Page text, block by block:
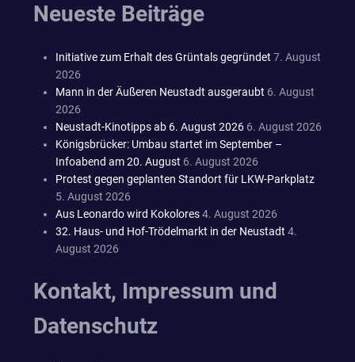
Neueste Beiträge
Initiative zum Erhalt des Grüntals gegründet 7. August
2026
Mann in der Äußeren Neustadt ausgeraubt 6. August
2026
Neustadt-Kinotipps ab 6. August 2026 6. August 2026
Königsbrücker: Umbau startet im September –
Infoabend am 20. August 6. August 2026
Protest gegen geplanten Standort für LKW-Parkplatz
5. August 2026
Aus Leonardo wird Kokolores4. August 2026
32. Haus- und Hof-Trödelmarkt in der Neustadt 4.
August 2026
Kontakt, Impressum und
Datenschutz